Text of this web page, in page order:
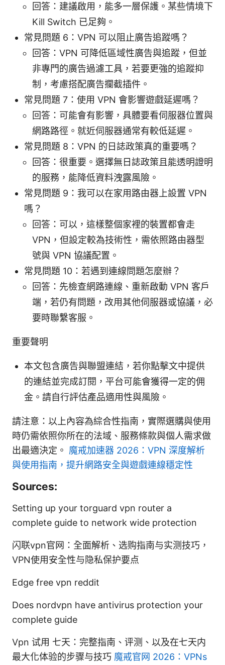
回答：建議啟用，能多一層保護。某些情境下
Kill Switch 已足夠。
常見問題 6：VPN 可以阻止廣告追蹤嗎？
回答：VPN 可降低區域性廣告與追蹤，但並
非專門的廣告過濾工具，若要更強的追蹤抑
制，考慮搭配廣告攔截插件。
常見問題 7：使用 VPN 會影響遊戲延遲嗎？
回答：可能會有影響，具體要看伺服器位置與
網路路徑。就近伺服器通常有較低延遲。
常見問題 8：VPN 的日誌政策真的重要嗎？
回答：很重要。選擇無日誌政策且能透明證明
的服務，能降低資料洩露風險。
常見問題 9：我可以在家用路由器上設置 VPN
嗎？
回答：可以，這樣整個家裡的裝置都會走
VPN，但設定較為技術性，需依照路由器型
號與 VPN 協議配置。
常見問題 10：若遇到連線問題怎麼辦？
回答：先檢查網路連線、重新啟動 VPN 客戶
端，若仍有問題，改用其他伺服器或協議，必
要時聯繫客服。
重要聲明
本文包含廣告與聯盟連結，若你點擊文中提供
的連結並完成訂閱，平台可能會獲得一定的佣
金。請自行評估產品適用性與風險。
請注意：以上內容為綜合性指南，實際選購與使用
時仍需依照你所在的法域、服務條款與個人需求做
出最適決定。 魔戒加速器 2026：VPN 深度解析
與使用指南，提升網路安全與遊戲連線穩定性
Sources:
Setting up your torguard vpn router a
complete guide to network wide protection
闪联vpn官网：全面解析、选购指南与实测技巧，
VPN使用安全性与隐私保护要点
Edge free vpn reddit
Does nordvpn have antivirus protection your
complete guide
Vpn 试用 七天：完整指南、评测、以及在七天内
最大化体验的步骤与技巧 魔戒官网 2026：VPNs